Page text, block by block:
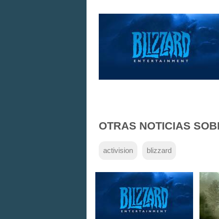
OTRAS NOTICIAS
activision blizzard